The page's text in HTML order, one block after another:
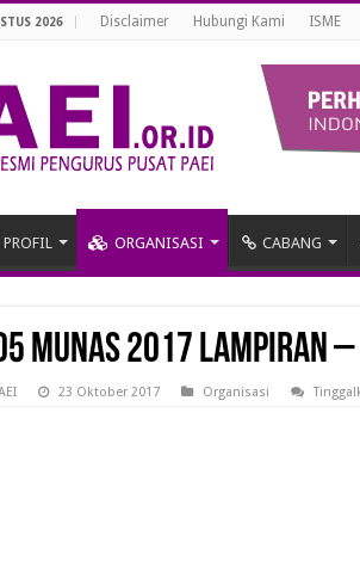
2026 Disclaimer Hubungi Kami ISME
PROFIL ORGANISASI CABANG
MUNAS 2017
23 Oktober 2017 Organisasi